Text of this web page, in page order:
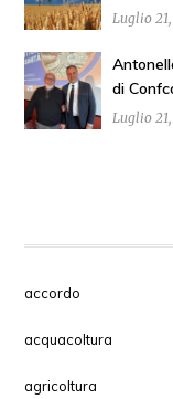
Luglio
di
Luglio
accordo
acquacoltura
agricoltura